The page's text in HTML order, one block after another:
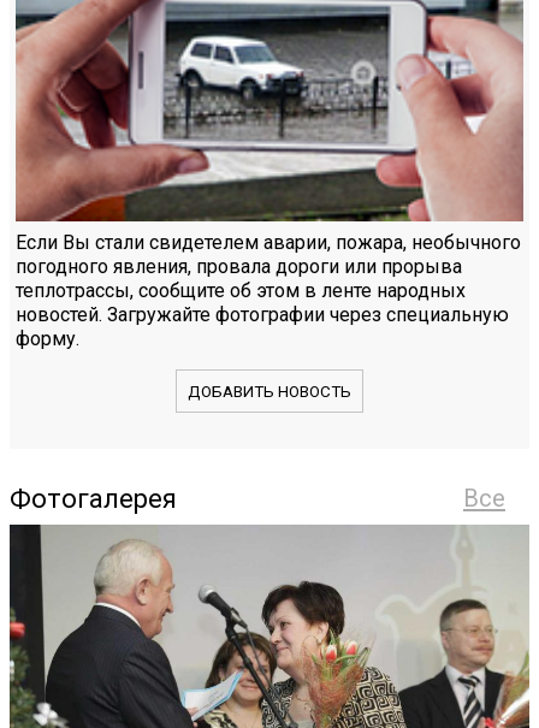
Если Вы стали свидетелем аварии, пожара, необычного
погодного явления, провала дороги или прорыва
теплотрассы, сообщите об этом в ленте народных
новостей. Загружайте фотографии через специальную
форму.
ДОБАВИТЬ НОВОСТЬ
Все
Фотогалерея